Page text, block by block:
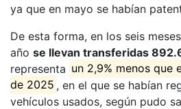
ya que en mayo se habían
De esta forma, en los seis
año se llevan transferidas
representa un 2,9% menos que
de 2025 , en el que se habían
vehículos usados, según pudo